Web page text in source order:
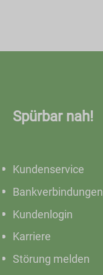
Spürbar nah!
Kundenservice
Bankverbindungen
Kundenlogin
Karriere
Störung melden